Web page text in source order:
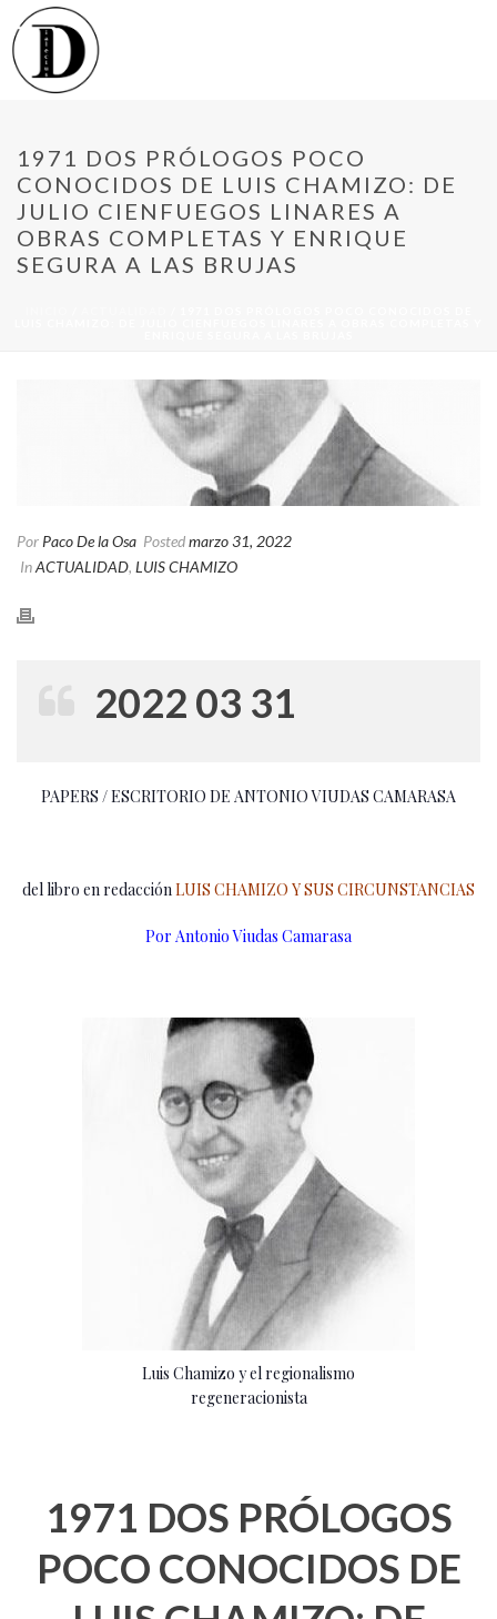
1971 DOS PRÓLOGOS POCO
CONOCIDOS DE LUIS CHAMIZO: DE
JULIO CIENFUEGOS LINARES A
OBRAS COMPLETAS Y ENRIQUE
SEGURA A LAS BRUJAS
Por Paco De la Osa Postedmarzo 31, 2022
InACTUALIDAD, LUIS CHAMIZO
2022 03 31
PAPERS / ESCRITORIO DE ANTONIO VIUDAS CAMARASA
del libro en redacción LUIS CHAMIZO Y SUS CIRCUNSTANCIAS
Por Antonio Viudas Camarasa
Luis Chamizo y el regionalismo
regeneracionista
1971 DOS PRÓLOGOS
POCO CONOCIDOS DE